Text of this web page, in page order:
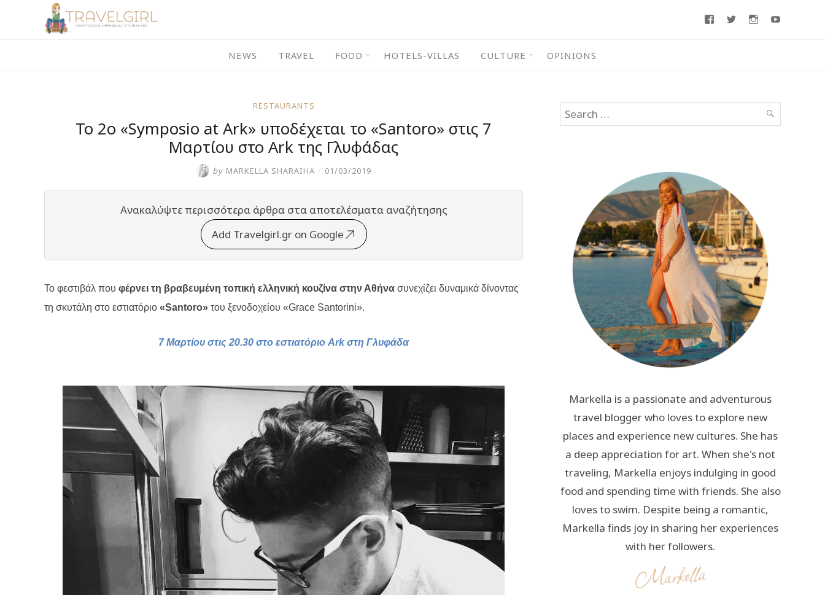
FacebookTwitterInstagram
NEWS TRAVEL FOOD HOTELS-VILLAS CULTURE OPINIONS
RESTAURANTS
Το 2ο «Symposio at Ark» υποδέχεται το «Santoro» στις 7
Μαρτίου στο Αrk της Γλυφάδας
by MARKELLA SHARAIHA / 01/03/2019
Ανακαλύψτε περισσότερα άρθρα στα αποτελέσματα αναζήτησης
Add Travelgirl.gr on Google
Το φεστιβάλ που φέρνει τη βραβευμένη τοπική ελληνική κουζίνα στην Αθήνα συνεχίζει δυναμικά δίνοντας
τη σκυτάλη στο εστιατόριο «Santoro» του ξενοδοχείου «Grace Santorini».
7 Μαρτίου στις 20.30 στο εστιατόριο Arkστη Γλυφάδα
Search
for:
SEARCH
Markella is a passionate and adventurous
travel blogger who loves to explore new
places and experience new cultures. She has
a deep appreciation for art. When she's not
traveling, Markella enjoys indulging in good
food and spending time with friends. She also
loves to swim. Despite being a romantic,
Markella finds joy in sharing her experiences
with her followers.